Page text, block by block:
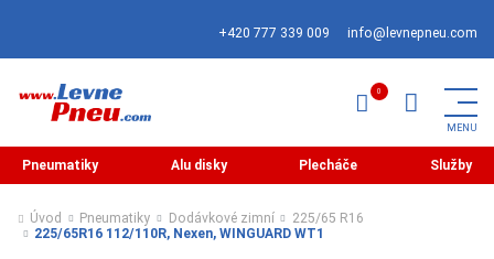
+420 777 339 009 info@levnepneu.com
Pneumatiky Alu disky Plecháče Služby
Úvod Pneumatiky Dodávkové zimní
225/65 R16
225/65R16 112/110R, Nexen, WINGUARD WT1